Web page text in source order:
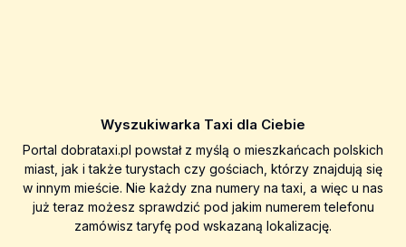
Wyszukiwarka Taxi dla Ciebie
Portal dobrataxi.pl powstał z myślą o mieszkańcach polskich
miast, jak i także turystach czy gościach, którzy znajdują się
w innym mieście. Nie każdy zna numery na taxi, a więc u nas
już teraz możesz sprawdzić pod jakim numerem telefonu
zamówisz taryfę pod wskazaną lokalizację.